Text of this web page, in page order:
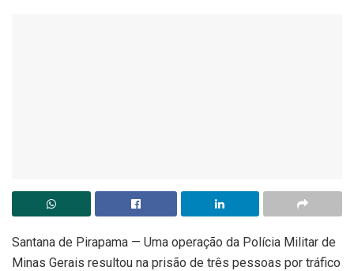
Santana de Pirapama — Uma operação da Polícia Militar de
Minas Gerais resultou na prisão de três pessoas por tráfico